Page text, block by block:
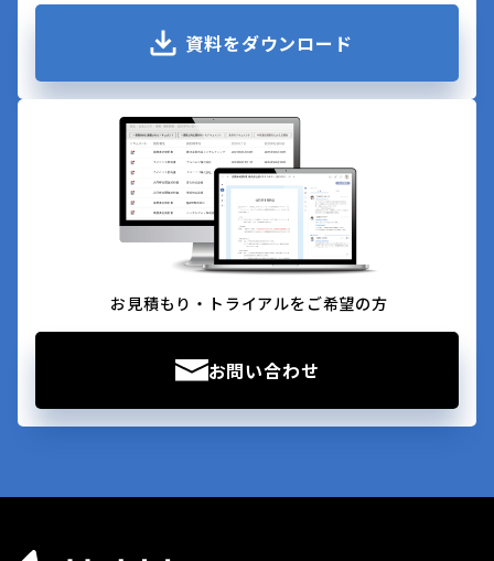
資料をダウンロード
お見積もり・トライアルをご希望の方
お問い合わせ